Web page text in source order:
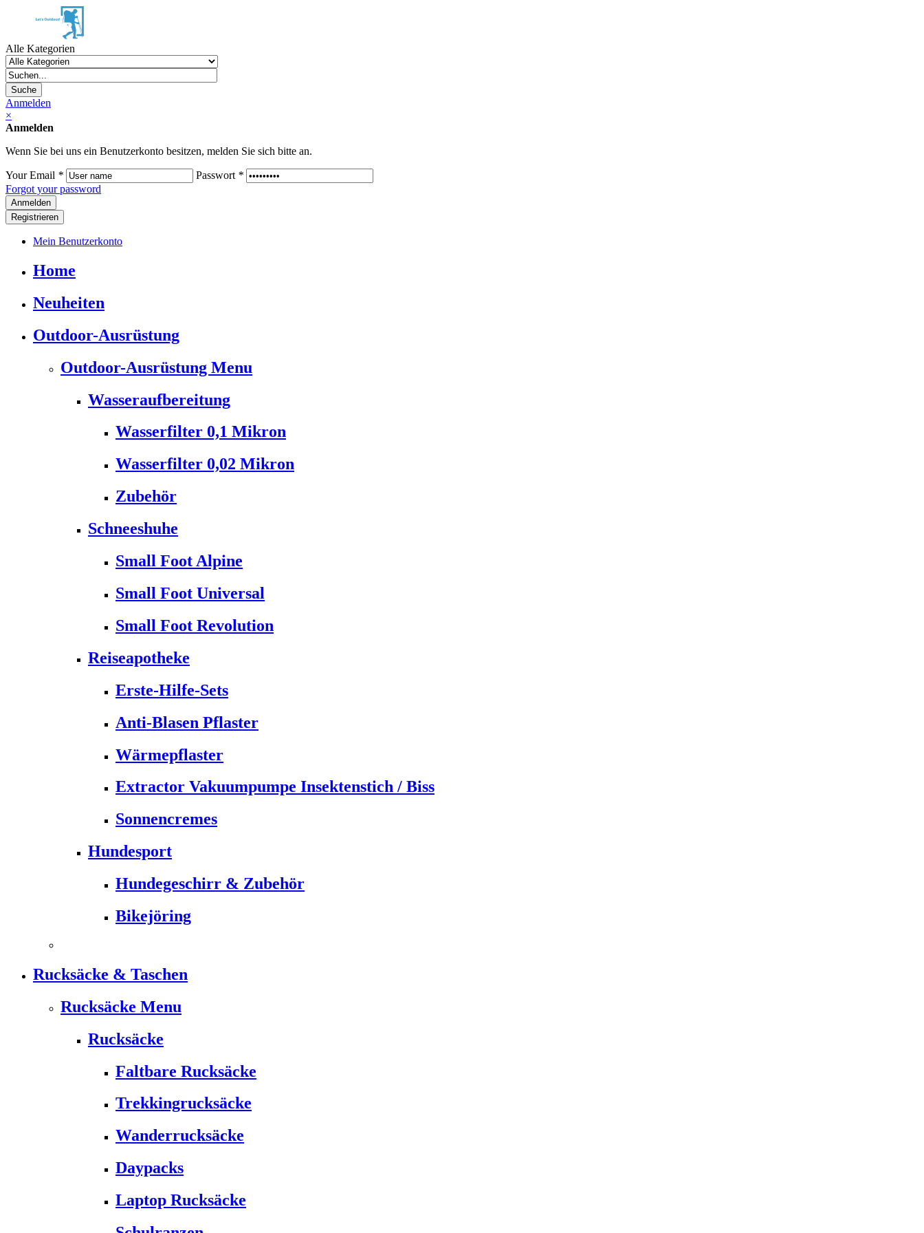
Alle Kategorien
Suche
Anmelden
×
Anmelden
Wenn Sie bei uns ein Benutzerkonto besitzen, melden Sie sich bitte an.
Your Email * Passwort *
Forgot your password
Registrieren
Mein Benutzerkonto
Home
Neuheiten
Outdoor-Ausrüstung
Outdoor-Ausrüstung Menu
Wasseraufbereitung
Wasserfilter 0,1 Mikron
Wasserfilter 0,02 Mikron
Zubehör
Schneeshuhe
Small Foot Alpine
Small Foot Universal
Small Foot Revolution
Reiseapotheke
Erste-Hilfe-Sets
Anti-Blasen Pflaster
Wärmepflaster
Extractor Vakuumpumpe Insektenstich / Biss
Sonnencremes
Hundesport
Hundegeschirr & Zubehör
Bikejöring
Rucksäcke & Taschen
Rucksäcke Menu
Rucksäcke
Faltbare Rucksäcke
Trekkingrucksäcke
Wanderrucksäcke
Daypacks
Laptop Rucksäcke